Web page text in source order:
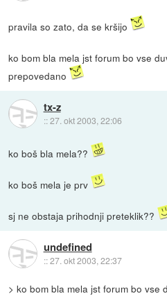
pravila so zato, da se kršijo
ko bom bla mela jst forum bo vse
prepovedano
tx-z
::27. okt 2003, 22:06
ko boš bla mela??
ko boš mela je prv
sj ne obstaja prihodnji preteklik??
undefined
::27. okt 2003, 22:37
> ko bom bla mela jst forum bo vse